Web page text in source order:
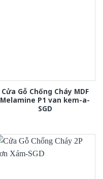
Cửa Gỗ Chống Cháy MDF
Melamine P1 van kem-a-
SGD